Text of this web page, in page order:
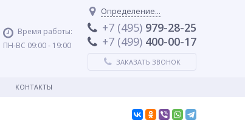
Время работы:
ПН-ВС 09:00 - 19:00
Определение...
+7 (495) 979-28-25
+7 (499) 400-00-17
ЗАКАЗАТЬ ЗВОНОК
КОНТАКТЫ